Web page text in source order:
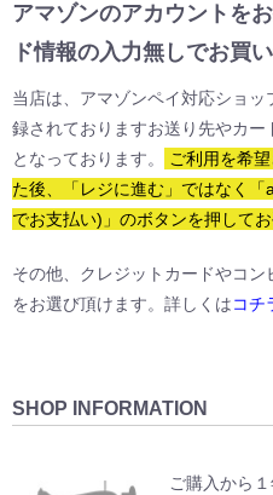
するのですが、そういった人気品番
しまいますので、お目当ての商品が
2021年生産分からハリスツイ
ておりますが、なぜでしょうか
ハリスツイードのブランドタグは毎
目立つ部分に縫い付ける以外に方法
らは本体にはタグをつけず、下げ札
いるカラーがございますので、2022
アマゾンのアカウントを
ド情報の入力無しでお買
当店は、アマゾンペイ対応ショ
録されておりますお送り先やカ
となっております。
ご利用を希
た後、「レジに進む」ではなく
でお支払い)」のボタンを押してお
その他、クレジットカードやコ
をお選び頂けます。詳しくはコチ
SHOP INFORMATION
ご購入から１